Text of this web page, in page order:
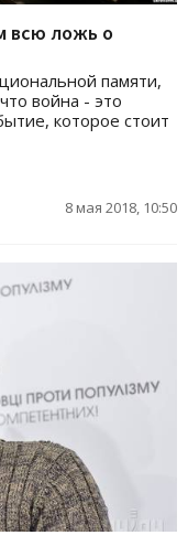
всю ложь о
памяти,
война - это
которое стоит
8 мая 2018, 10:50